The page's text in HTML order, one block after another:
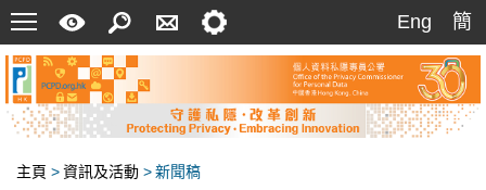
菜
單
速
指
南
索
絡
我
定
Eng
簡
簡
主頁 >資訊及活動 >新聞稿